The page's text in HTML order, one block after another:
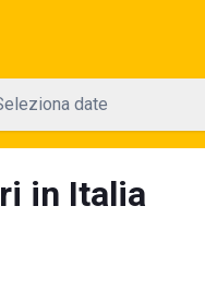
date
in Italia